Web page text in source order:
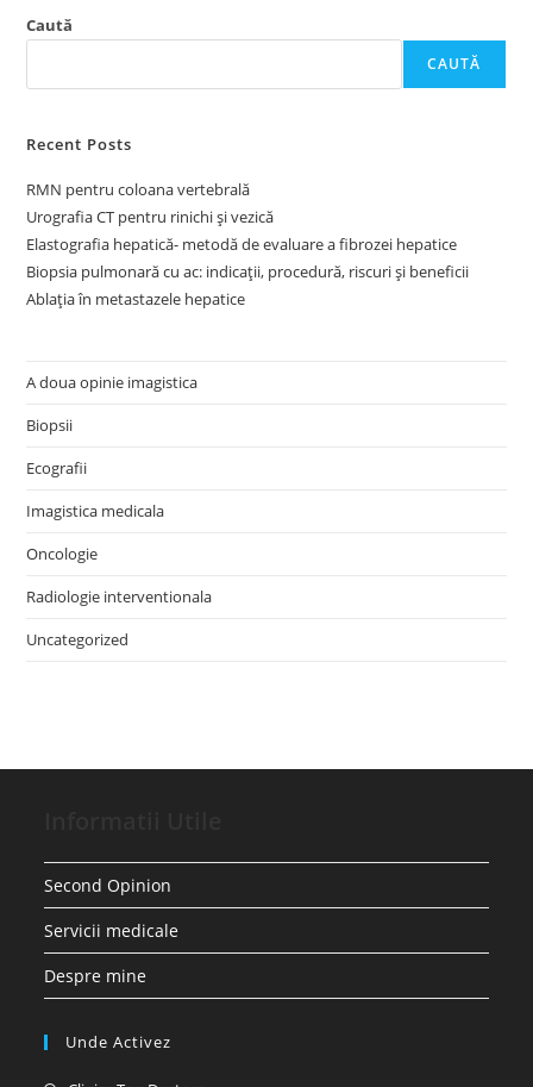
Caută
CAUTĂ
Recent Posts
RMN pentru coloana vertebrală
Urografia CT pentru rinichi și vezică
Elastografia hepatică- metodă de evaluare a fibrozei hepatice
Biopsia pulmonară cu ac: indicații, procedură, riscuri și beneficii
Ablația în metastazele hepatice
A doua opinie imagistica
Biopsii
Ecografii
Imagistica medicala
Oncologie
Radiologie interventionala
Uncategorized
Second Opinion
Servicii medicale
Despre mine
Unde Activez